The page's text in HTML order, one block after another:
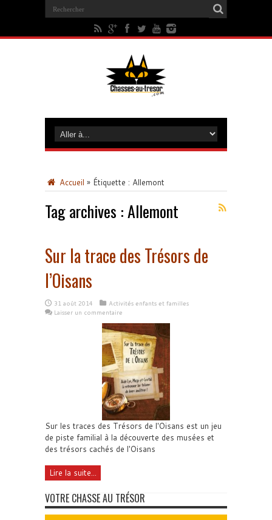
Accueil » Étiquette : Allemont
Tag archives :Allemont
Sur la trace des Trésors de
l’Oisans
31 août 2014
Activités enfants et familles
Laisser un commentaire
Sur les traces des Trésors de l'Oisans est un jeu
de piste familial à la découverte des musées et
des trésors cachés de l'Oisans
Lire la suite...
VOTRE CHASSE AU TRÉSOR